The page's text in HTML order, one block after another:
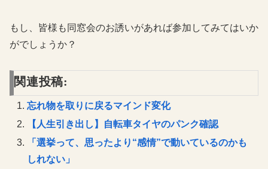
もし、皆様も同窓会のお誘いがあれば参加してみてはいか
がでしょうか？
関連投稿:
忘れ物を取りに戻るマインド変化
【人生引き出し】自転車タイヤのパンク確認
「選挙って、思ったより“感情”で動いているのかも
しれない」